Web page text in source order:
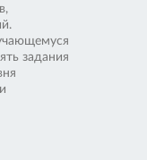
задания